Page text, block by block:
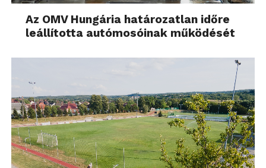
Az OMV Hungária határozatlan időre
leállította autómosóinak működését